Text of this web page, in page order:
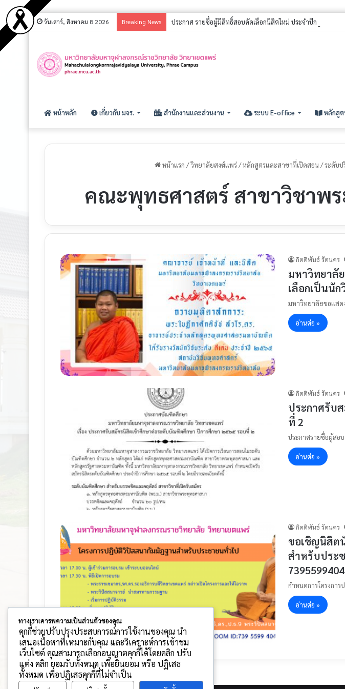
วันเสาร์, สิงหาคม 8 2026 Breaking News ประกาศ รายชื่อผู้มีสิทธิ์สอบคัดเลือกนิสิตใหม่ ประจำปีการศึกษา
หน้าหลัก เกี่ยวกับ มจร. สำนักงานและส่วนงาน ระบบ E-office หลักสูต
หน้าแรก / วิทยาลัยสงฆ์แพร่ / หลักสูตรและสาขาที่เปิดสอน / ระดับ
คณะพุทธศาสตร์ สาขาวิชาพ
กิตติพันธ์ รัตนคร
มหาวิทยาลั
เลือกเป็นนั
มหาวิทยาลัยขอแสด
อ่านต่อ »
กิตติพันธ์ รัตนคร
ประกาศรับ
ที่ 2
ประกาศรายชื่อผู้สอ
อ่านต่อ »
กิตติพันธ์ รัตนคร
ขอเชิญนิสิต
สำหรับประ
กำหนดการโครงการ
อ่านต่อ »
ทางเราเคารพความเป็นส่วนตัวของคุณ
คุกกี้ช่วยปรับปรุงประสบการณ์การใช้งานของคุณ นำ
เสนอเนื้อหาที่เหมาะกับคุณ และวิเคราะห์การเข้าชม
เว็บไซต์ คุณสามารถเลือกอนุญาตคุกกี้ได้โดยคลิก ปรับ
แต่ง คลิก ยอมรับทั้งหมด เพื่อยินยอม หรือ ปฏิเสธ
ทั้งหมด เพื่อปฏิเสธคุกกี้ที่ไม่จำเป็น